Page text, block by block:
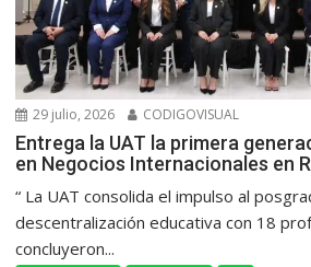
29 julio, 2026 CODIGOVISUAL
Entrega la UAT la primera
en Negocios Internacionales en
“ La UAT consolida el impulso al
descentralización educativa con 18
concluyeron...